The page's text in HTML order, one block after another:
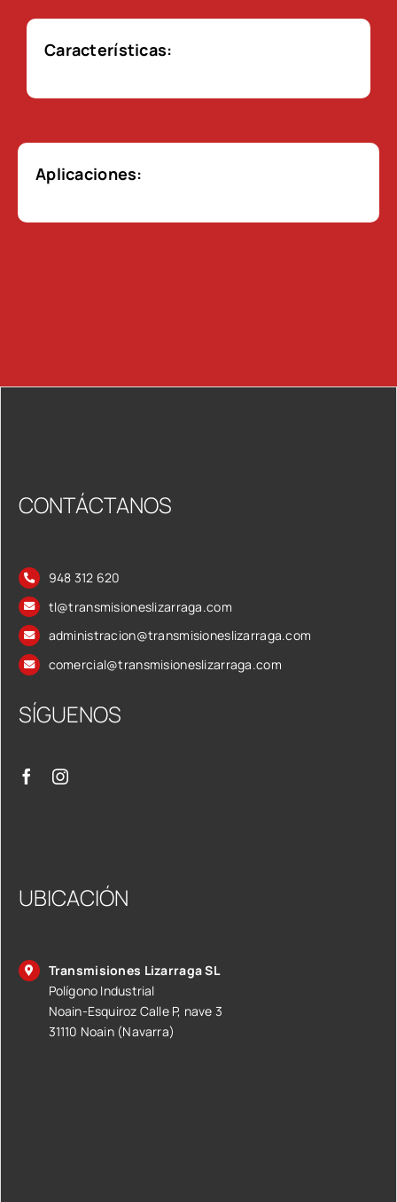
Características:
Aplicaciones:
CONTÁCTANOS
948 312 620
tl@transmisioneslizarraga.com
administracion@transmisioneslizarraga.com
comercial@transmisioneslizarraga.com
SÍGUENOS
UBICACIÓN
Transmisiones Lizarraga SL
Polígono Industrial
Noain-Esquiroz Calle P, nave 3
31110 Noain (Navarra)